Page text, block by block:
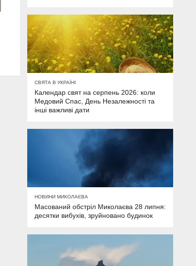
СВЯТА В УКРАЇНІ
Календар свят на серпень 2026: коли
Медовий Спас, День Незалежності та
інші важливі дати
НОВИНИ МИКОЛАЄВА
Масований обстріл Миколаєва 28 липня:
десятки вибухів, зруйновано будинок